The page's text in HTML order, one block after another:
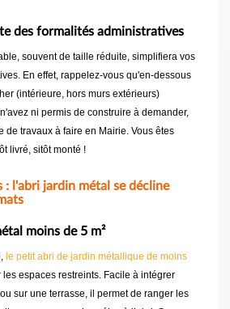
des formalités administratives
souvent de taille réduite, simplifiera vos
En effet, rappelez-vous qu'en-dessous
(intérieure, hors murs extérieurs)
ni permis de construire à demander,
de travaux à faire en Mairie. Vous êtes
livré, sitôt monté !
: l'abri jardin métal se décline
moins de 5 m²
le petit abri de jardin métallique de moins
les espaces restreints. Facile à intégrer
sur une terrasse, il permet de ranger les